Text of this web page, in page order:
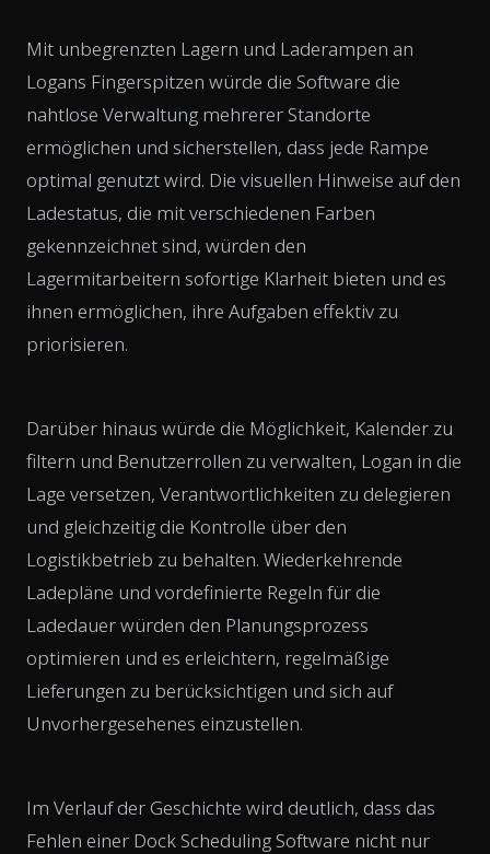
Mit unbegrenzten Lagern und Laderampen an
Logans Fingerspitzen würde die Software die
nahtlose Verwaltung mehrerer Standorte
ermöglichen und sicherstellen, dass jede Rampe
optimal genutzt wird. Die visuellen Hinweise auf den
Ladestatus, die mit verschiedenen Farben
gekennzeichnet sind, würden den
Lagermitarbeitern sofortige Klarheit bieten und es
ihnen ermöglichen, ihre Aufgaben effektiv zu
priorisieren.
Darüber hinaus würde die Möglichkeit, Kalender zu
filtern und Benutzerrollen zu verwalten, Logan in die
Lage versetzen, Verantwortlichkeiten zu delegieren
und gleichzeitig die Kontrolle über den
Logistikbetrieb zu behalten. Wiederkehrende
Ladepläne und vordefinierte Regeln für die
Ladedauer würden den Planungsprozess
optimieren und es erleichtern, regelmäßige
Lieferungen zu berücksichtigen und sich auf
Unvorhergesehenes einzustellen.
Im Verlauf der Geschichte wird deutlich, dass das
Fehlen einer Dock Scheduling Software nicht nur